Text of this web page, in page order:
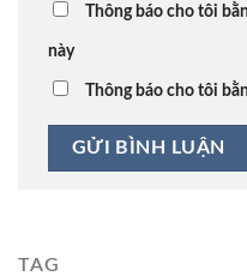
Thông báo cho tôi
này
Thông báo cho tôi
TAG